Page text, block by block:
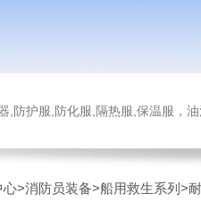
,防护服,防化服,隔热服,保温服，
心>消防员装备>船用救生系列 >